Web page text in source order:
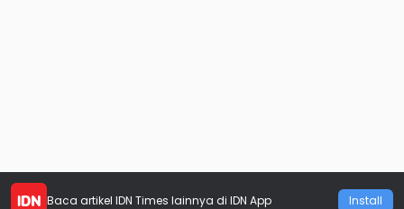
Baca artikel IDN Times lainnya di IDN App Install